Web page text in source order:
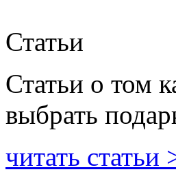
Статьи
Статьи о том
выбрать
читать статьи